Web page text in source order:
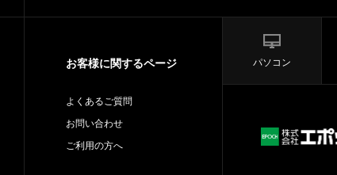
お客様に関するページ
よくあるご質問
お問い合わせ
ご利用の方へ
パソコン